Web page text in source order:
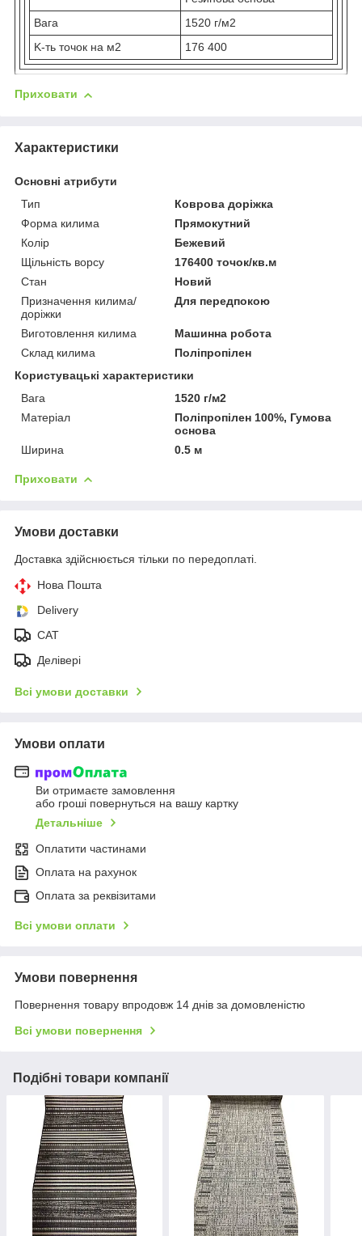
Вага
1520 г/м2
K-ть точок на м2
176 400
Приховати
Характеристики
Основні атрибути
Тип
Коврова доріжка
Форма килима
Прямокутний
Колір
Бежевий
Щільність ворсу
176400 точок/кв.м
Стан
Новий
Призначення килима/
доріжки
Для передпокою
Виготовлення килима
Машинна робота
Склад килима
Поліпропілен
Користувацькі характеристики
Вага
1520 г/м2
Матеріал
Поліпропілен 100%, Гумова
основа
Ширина
0.5 м
Приховати
Умови доставки
Доставка здійснюється тільки по передоплаті.
Нова Пошта
Delivery
CAT
Делівері
Всі умови доставки
Умови оплати
Ви отримаєте замовлення
або гроші повернуться на вашу картку
Детальніше
Оплатити частинами
Оплата на рахунок
Оплата за реквізитами
Всі умови оплати
Умови повернення
Повернення товару впродовж 14 днів за домовленістю
Всі умови повернення
Подібні товари компанії